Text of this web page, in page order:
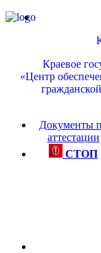
Краевое
«Центр
Документы
аттестации
СТОП